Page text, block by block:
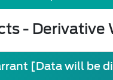
- Derivative
[Data will be